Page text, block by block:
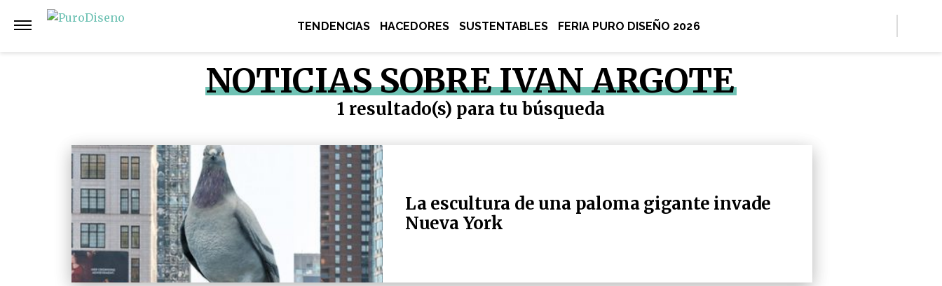
TENDENCIAS HACEDORES SUSTENTABLES FERIA PURO DISEÑO 2026
NOTICIAS SOBRE IVAN ARGOTE
1 resultado(s) para tu búsqueda
La escultura de una paloma gigante invade
Nueva York